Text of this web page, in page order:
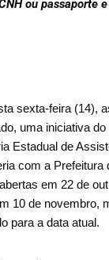
ou passaporte
sexta-feira (14),
uma iniciativa
Estadual de
com a Prefeitura
em 22 de
10 de novembro,
para a data atual.